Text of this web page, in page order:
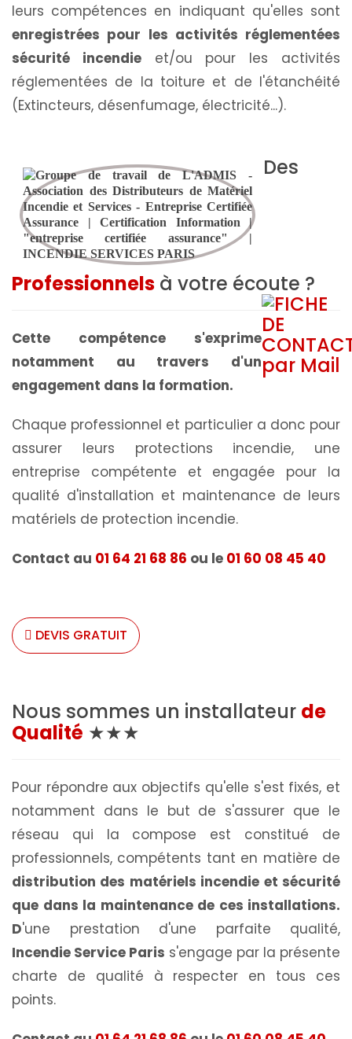
leurs compétences en indiquant qu'elles sont
enregistrées pour les activités réglementées
sécurité incendieet/ou pour les activités
réglementées de la toiture et de l'étanchéité
(Extincteurs, désenfumage, électricité...).
Des
Professionnels à votre écoute ?
Cette compétence s'exprime
notamment au travers d'un
engagement dans la formation.
Chaque professionnel et particulier a donc pour
assurer leurs protections incendie, une
entreprise compétente et engagée pour la
qualité d'installation et maintenance de leurs
matériels de protection incendie.
Contact au 01 64 21 68 86 ou le 01 60 08 45 40
DEVIS GRATUIT
Nous sommes un installateur de
Qualité ★★★
Pour répondre aux objectifs qu'elle s'est fixés, et
notamment dans le but de s'assurer que le
réseau qui la compose est constitué de
professionnels, compétents tant en matière de
distribution des matériels incendie et sécurité
que dans la maintenance de ces installations.
D'une prestation d'une parfaite qualité,
Incendie Service Paris s'engage par la présente
charte de qualité à respecter en tous ces
points.